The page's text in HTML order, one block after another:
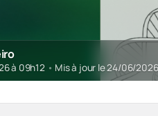
à 09h12 • Mis à jour le 24/06/